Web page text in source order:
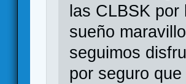
las CLBSK
sueño
seguimos
por seguro